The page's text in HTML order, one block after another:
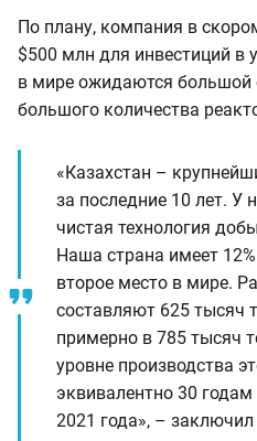
По плану, компания в
$500 млн для инвестиций в
в мире ожидаются большой
большого количества
«Казахстан –
за последние 10 лет. У
чистая технология
Наша страна имеет
второе место в мире.
составляют 625 тысяч
примерно в 785 тысяч
уровне производства
эквивалентно 30
2021 года», – заключил